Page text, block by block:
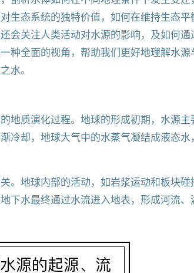
生态系统的独特价值，如何在维持生态
会关注人类活动对水源的影响，及如何
种全面的视角，帮助我们更好地理解水
水。
地质演化过程。地球的形成初期，水源
冷却，地球大气中的水蒸气凝结成液态水
。地球内部的活动，如岩浆运动和板块
下水最终通过水流进入地表，形成河流